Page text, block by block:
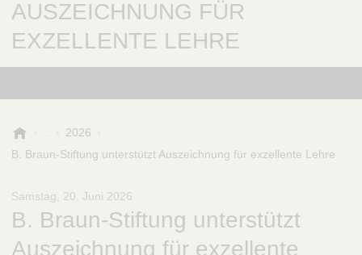
AUSZEICHNUNG FÜR
EXZELLENTE LEHRE
.
a
2026
B. Braun-Stiftung unterstützt Auszeichnung für exzellente Lehre
Samstag, 20. Juni 2026
B. Braun-Stiftung unterstützt
Auszeichnung für exzellente